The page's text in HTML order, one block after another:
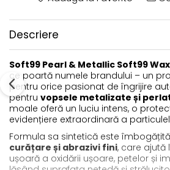
Descriere
Soft99 Pearl & Metallic Soft99 Wax
ce poartă numele brandului – un
pentru orice pasionat de îngrijire
pentru vopsele metalizate și
moale oferă un luciu intens, o
evidențiere extraordinară a
Formula sa sintetică este
curățare și abrazivi fini, care ajută
ușoară a oxidării ușoare, petelor și